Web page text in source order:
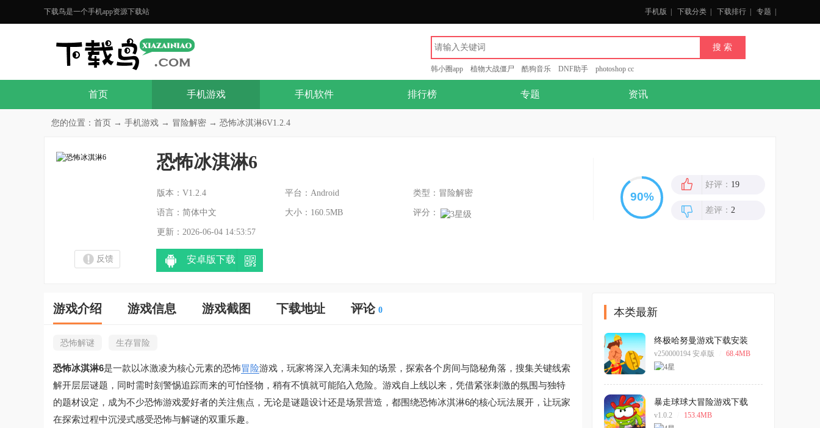
下载鸟是一个手机app资源下载站 手机版 下载分类 下载排行 专题
韩小圈app 植物大战僵尸 酷狗音乐 DNF助手 photoshop cc
首页 手机游戏 手机软件 排行榜 专题 资讯
您的位置： 首页 → 手机游戏 → 冒险解密 → 恐怖冰淇淋6V1.2.4
恐怖冰淇淋6
版本：V1.2.4 平台：Android 类型：冒险解密
语言：简体中文 大小：160.5MB 评分：
更新：2026-06-04 14:53:57
反馈 安卓版下载
好评： 19
差评： 2
游戏介绍 游戏信息 游戏截图 下载地址 评论 0
恐怖解谜 生存冒险
恐怖冰淇淋6是一款以冰激凌为核心元素的恐怖冒险游戏，玩家将深入充满未知的场景，探索各个房间与隐秘角落，搜集关键线索
解开层层谜题，同时需时刻警惕追踪而来的可怕怪物，稍有不慎就可能陷入危险。游戏自上线以来，凭借紧张刺激的氛围与独特
的题材设定，成为不少恐怖游戏爱好者的关注焦点，无论是谜题设计还是场景营造，都围绕恐怖冰淇淋6的核心玩法展开，让玩家
在探索过程中沉浸式感受恐怖与解谜的双重乐趣。
本类最新
终极哈努曼游戏下载安装
v250000194 安卓版 68.4MB
暴走球球大冒险游戏下载
v1.0.2 153.4MB